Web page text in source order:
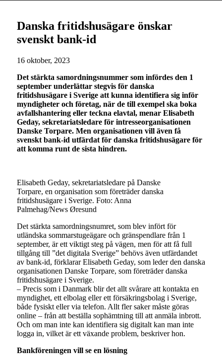
Danska fritidshusägare önskar
svenskt bank-id
16 oktober, 2023
Det stärkta samordningsnummer som infördes den 1
september underlättar stegvis för danska
fritidshusägare i Sverige att kunna identifiera sig inför
myndigheter och företag, när de till exempel ska boka
avfallshantering eller teckna elavtal, menar Elisabeth
Geday, sekretariatsledare för intresseorganisationen
Danske Torpare. Men organisationen vill även få
svenskt bank-id utfärdat för danska fritidshusägare för
att komma runt de sista hindren.
Elisabeth Geday, sekretariatsledare på Danske
Torpare, en organisation som företräder danska
fritidshusägare i Sverige. Foto: Anna
Palmehag/News Øresund
Det stärkta samordningsnumret, som blev infört för
utländska sommarstugeägare och gränspendlare från 1
september, är ett viktigt steg på vägen, men för att få full
tillgång till ”det digitala Sverige” behövs även utfärdandet
av bank-id, förklarar Elisabeth Geday, som leder den danska
organisationen Danske Torpare, som företräder danska
fritidshusägare i Sverige.
– Precis som i Danmark blir det allt svårare att kontakta en
myndighet, ett elbolag eller ett försäkringsbolag i Sverige,
både fysiskt eller via telefon. Allt fler saker måste göras
online – från att beställa sophämtning till att anmäla inbrott.
Och om man inte kan identifiera sig digitalt kan man inte
logga in, vilket är ett växande problem, beskriver hon.
Bankföreningen vill se en lösning